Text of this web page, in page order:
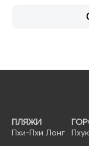
ПЛЯЖИ
Пхи-Пхи Лонг